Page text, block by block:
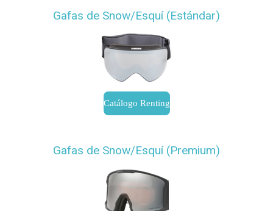
Gafas de Snow/Esquí (Estándar)
Catálogo Renting
Gafas de Snow/Esquí (Premium)